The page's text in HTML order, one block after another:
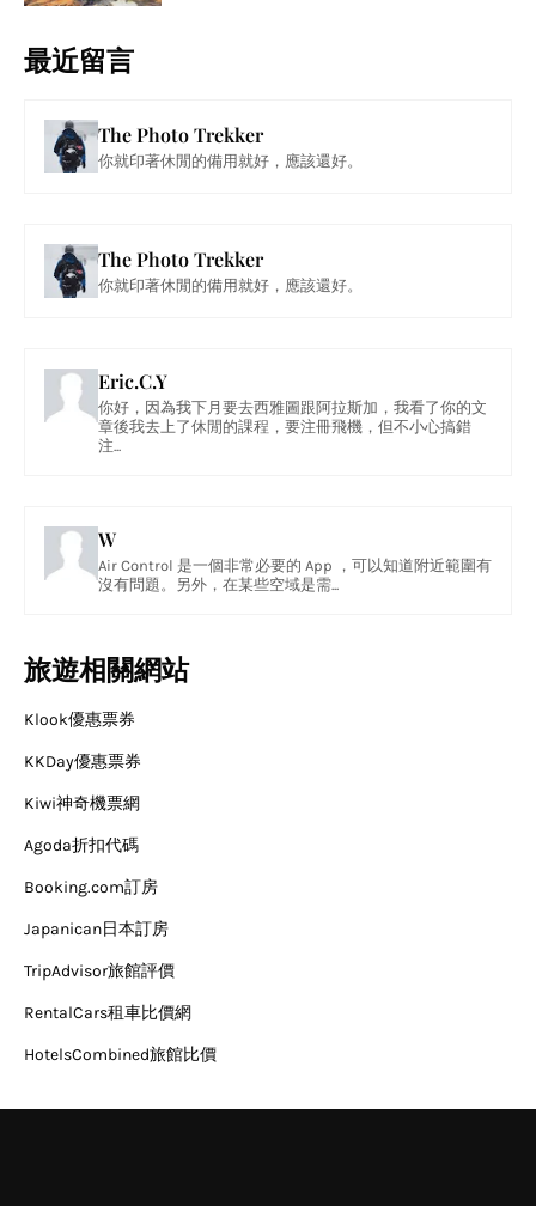
最近留言
The Photo Trekker
你就印著休閒的備用就好，應該還好。
The Photo Trekker
你就印著休閒的備用就好，應該還好。
Eric.C.Y
你好，因為我下月要去西雅圖跟阿拉斯加，我看了你的文
章後我去上了休閒的課程，要注冊飛機，但不小心搞錯
注...
W
Air Control 是一個非常必要的 App ，可以知道附近範圍有
沒有問題。另外，在某些空域是需...
旅遊相關網站
Klook優惠票券
KKDay優惠票券
Kiwi神奇機票網
Agoda折扣代碼
Booking.com訂房
Japanican日本訂房
TripAdvisor旅館評價
RentalCars租車比價網
HotelsCombined旅館比價